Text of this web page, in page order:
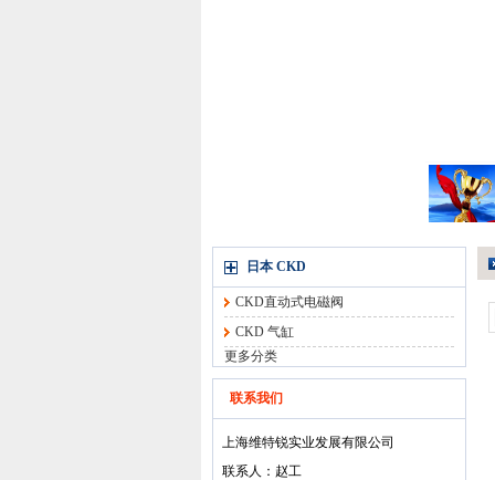
日本 CKD
CKD直动式电磁阀
CKD 气缸
更多分类
联系我们
上海维特锐实业发展有限公司
联系人：赵工